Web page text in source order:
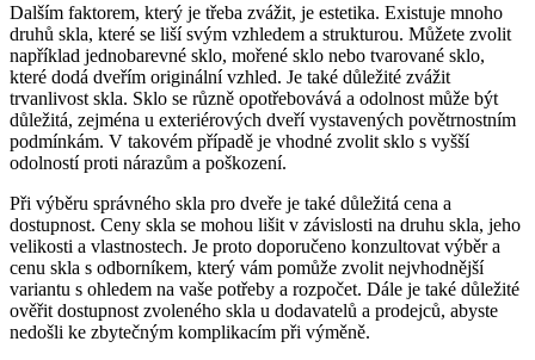
Dalším faktorem, ⁣který⁤ je třeba zvážit, ‍je estetika. ‍Existuje mnoho ​
druhů skla,‌ které se ⁤liší⁤ svým vzhledem⁤ a strukturou. Můžete zvolit
například‌ jednobarevné sklo, mořené sklo nebo tvarované sklo,
⁢které dodá dveřím originální vzhled. Je také důležité zvážit⁤
trvanlivost‍ skla.‍ Sklo se ‍různě ​opotřebovává a odolnost může být ​
důležitá, zejména u exteriérových dveří vystavených povětrnostním
podmínkám. V takovém případě je ⁤vhodné zvolit sklo s vyšší
odolností proti nárazům a‌ poškození.
Při výběru správného skla pro⁢ dveře je také důležitá cena⁤ a
dostupnost. Ceny skla se mohou⁤ lišit v závislosti na druhu skla, jeho
velikosti a vlastnostech. Je proto doporučeno ‌konzultovat výběr ‍a
cenu‍ skla s⁣ odborníkem, který vám pomůže zvolit nejvhodnější
variantu s ohledem na vaše potřeby a rozpočet. Dále je také důležité
ověřit dostupnost⁢ zvoleného skla u dodavatelů a ‌prodejců, abyste
nedošli ke zbytečným komplikacím při výměně.